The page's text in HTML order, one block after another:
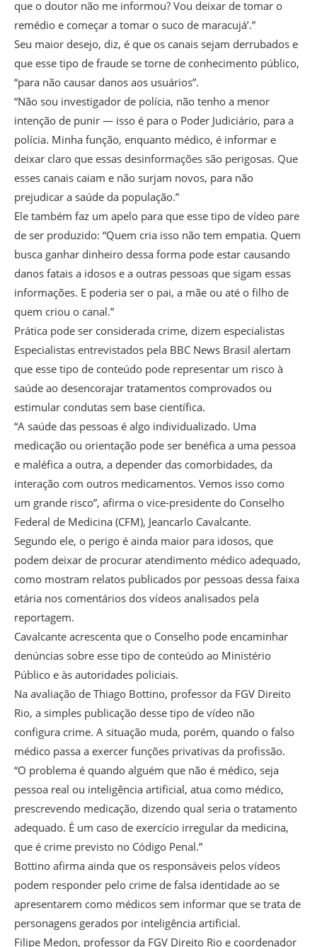
que o doutor não me informou? Vou deixar de tomar o
remédio e começar a tomar o suco de maracujá’.”
Seu maior desejo, diz, é que os canais sejam derrubados e
que esse tipo de fraude se torne de conhecimento público,
“para não causar danos aos usuários”.
“Não sou investigador de polícia, não tenho a menor
intenção de punir — isso é para o Poder Judiciário, para a
polícia. Minha função, enquanto médico, é informar e
deixar claro que essas desinformações são perigosas. Que
esses canais caiam e não surjam novos, para não
prejudicar a saúde da população.”
Ele também faz um apelo para que esse tipo de vídeo pare
de ser produzido: “Quem cria isso não tem empatia. Quem
busca ganhar dinheiro dessa forma pode estar causando
danos fatais a idosos e a outras pessoas que sigam essas
informações. E poderia ser o pai, a mãe ou até o filho de
quem criou o canal.”
Prática pode ser considerada crime, dizem especialistas
Especialistas entrevistados pela BBC News Brasil alertam
que esse tipo de conteúdo pode representar um risco à
saúde ao desencorajar tratamentos comprovados ou
estimular condutas sem base científica.
“A saúde das pessoas é algo individualizado. Uma
medicação ou orientação pode ser benéfica a uma pessoa
e maléfica a outra, a depender das comorbidades, da
interação com outros medicamentos. Vemos isso como
um grande risco”, afirma o vice-presidente do Conselho
Federal de Medicina (CFM), Jeancarlo Cavalcante.
Segundo ele, o perigo é ainda maior para idosos, que
podem deixar de procurar atendimento médico adequado,
como mostram relatos publicados por pessoas dessa faixa
etária nos comentários dos vídeos analisados pela
reportagem.
Cavalcante acrescenta que o Conselho pode encaminhar
denúncias sobre esse tipo de conteúdo ao Ministério
Público e às autoridades policiais.
Na avaliação de Thiago Bottino, professor da FGV Direito
Rio, a simples publicação desse tipo de vídeo não
configura crime. A situação muda, porém, quando o falso
médico passa a exercer funções privativas da profissão.
“O problema é quando alguém que não é médico, seja
pessoa real ou inteligência artificial, atua como médico,
prescrevendo medicação, dizendo qual seria o tratamento
adequado. É um caso de exercício irregular da medicina,
que é crime previsto no Código Penal.”
Bottino afirma ainda que os responsáveis pelos vídeos
podem responder pelo crime de falsa identidade ao se
apresentarem como médicos sem informar que se trata de
personagens gerados por inteligência artificial.
Filipe Medon, professor da FGV Direito Rio e coordenador